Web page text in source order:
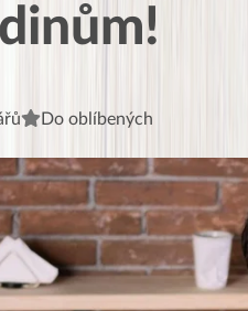
Do oblíbených